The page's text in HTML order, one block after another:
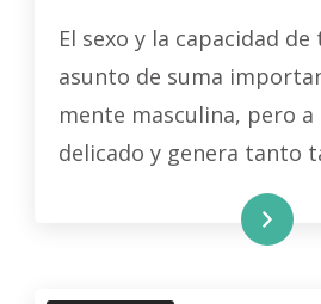
El sexo y la capacidad
asunto de suma
mente masculina, pero a
delicado y genera tanto
LEER MÁS